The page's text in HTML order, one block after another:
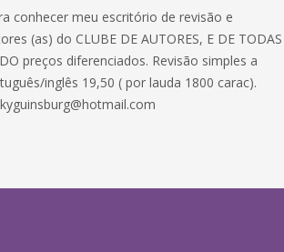
conhecer meu escritório de revisão e
(as) do CLUBE DE AUTORES, E DE TODAS
preços diferenciados. Revisão simples a
inglês 19,50 ( por lauda 1800 carac).